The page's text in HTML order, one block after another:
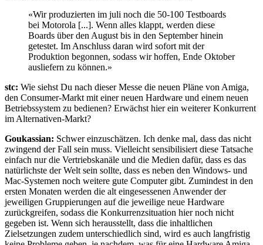
«Wir produzierten im juli noch die 50-100 Testboards
bei Motorola [...]. Wenn alles klappt, werden diese
Boards über den August bis in den September hinein
getestet. Im Anschluss daran wird sofort mit der
Produktion begonnen, sodass wir hoffen, Ende Oktober
ausliefern zu können.»
stc: Wie siehst Du nach dieser Messe die neuen Pläne von Amiga,
den Consumer-Markt mit einer neuen Hardware und einem neuen
Betriebssystem zu bedienen? Erwächst hier ein weiterer Konkurrent
im Alternativen-Markt?
Goukassian: Schwer einzuschätzen. Ich denke mal, dass das nicht
zwingend der Fall sein muss. Vielleicht sensibilisiert diese Tatsache
einfach nur die Vertriebskanäle und die Medien dafür, dass es das
natürlichste der Welt sein sollte, dass es neben den Windows- und
Mac-Systemen noch weitere gute Computer gibt. Zumindest in den
ersten Monaten werden die alt eingesessenen Anwender der
jeweiligen Gruppierungen auf die jeweilige neue Hardware
zurückgreifen, sodass die Konkurrenzsituation hier noch nicht
gegeben ist. Wenn sich herausstellt, dass die inhaltlichen
Zielsetzungen zudem unterschiedlich sind, wird es auch langfristig